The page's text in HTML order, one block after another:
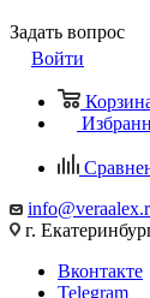
Задать вопрос
Войти
г.
Вконтакте
Telegram